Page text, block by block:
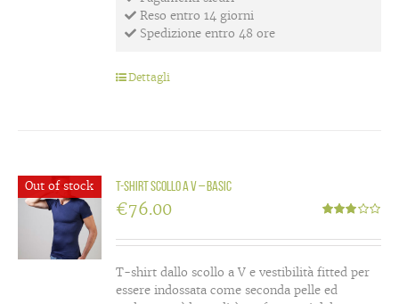
Reso entro 14 giorni
Spedizione entro 48 ore
Dettagli
Out of stock T-shirt scollo a V – Basic
3.00su
5
€76.00
T-shirt dallo scollo a V e vestibilità fitted per
essere indossata come seconda pelle ed